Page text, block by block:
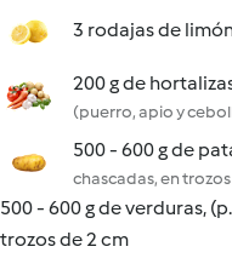
3 rodajas de
200 g de
(puerro, apio y
500 - 600 g de
chascadas, en
500 - 600 g de verduras,
trozos de 2 cm